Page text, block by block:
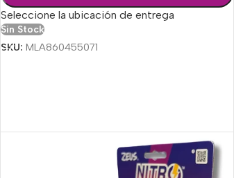
Seleccione la ubicación de entrega
Sin Stock
SKU:MLA860455071